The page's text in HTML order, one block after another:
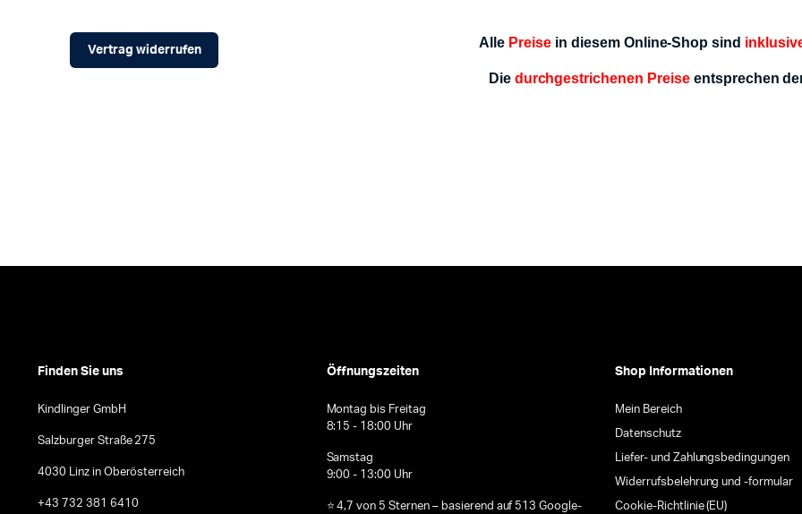
Vertrag widerrufen Alle Preisein diesem Online-Shop sind
Die durchgestrichenen Preiseentsprechen
Finden Sie uns
Kindlinger GmbH
Salzburger Straße 275
4030 Linz in Oberösterreich
+43 732 381 6410
Öffnungszeiten
Montag bis Freitag
8:15 - 18:00 Uhr
Samstag
9:00 - 13:00 Uhr
⭐ 4,7 von 5 Sternen – basierend auf 513 Google-
Shop Informationen
Mein Bereich
Datenschutz
Liefer- und Zahlungsbedingungen
Widerrufsbelehrung und -formular
Cookie-Richtlinie (EU)